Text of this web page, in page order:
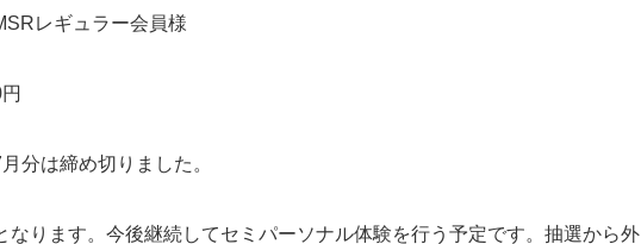
レギュラー会員様
分は締め切りました。
なります。今後継続してセミパーソナル体験を行う予定です。抽選から外